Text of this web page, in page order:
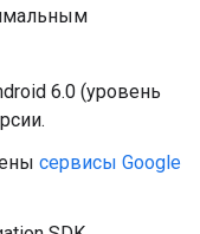
6.0 (уровень
сервисы Google